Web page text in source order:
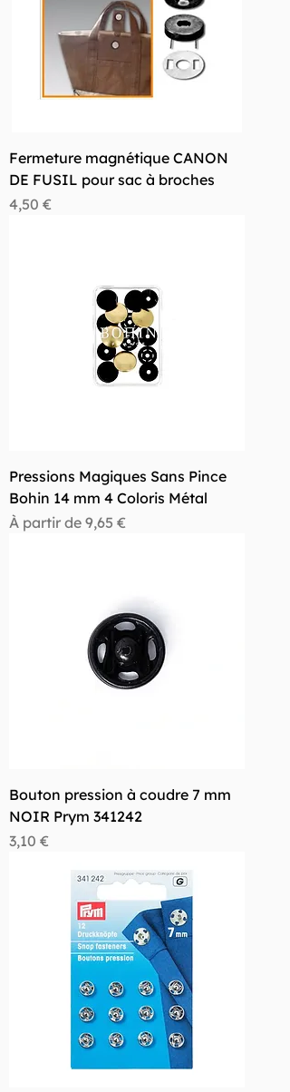
Fermeture magnétique CANON
DE FUSIL pour sac à broches
Prix
4,50 €
Pressions Magiques Sans Pince
Bohin 14 mm 4 Coloris Métal
À partir de 9,65 €
Prix promotionnel
Bouton pression à coudre 7 mm
NOIR Prym 341242
Prix
3,10 €